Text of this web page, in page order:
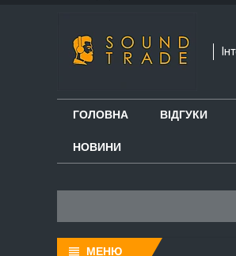
ГОЛОВНА ВІДГУКИ
НОВИНИ